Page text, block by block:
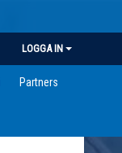
LOGGA IN
Partners